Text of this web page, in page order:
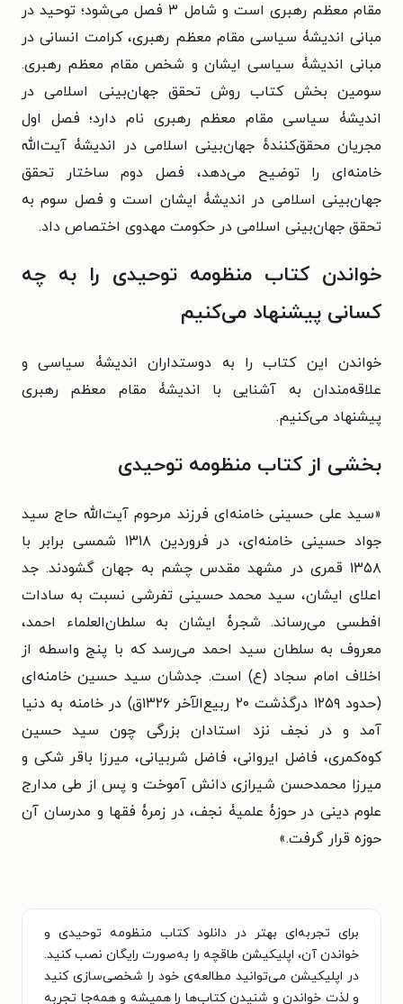
مقام معظم رهبری است و شامل ۳ فصل می‌شود؛ توحید در
مبانی اندیشۀ سیاسی مقام معظم رهبری، کرامت انسانی در
مبانی اندیشۀ سیاسی ایشان و شخص مقام معظم رهبری.
سومین بخش کتاب روش تحقق جهان‌بینی اسلامی در
اندیشۀ سیاسی مقام معظم رهبری نام دارد؛ فصل اول
مجریان محقق‌کنندهٔ جهان‌بینی اسلامی در اندیشۀ آیت‌الله
خامنه‌ای را توضیح می‌دهد، فصل دوم ساختار تحقق
جهان‌بینی اسلامی در اندیشۀ ایشان است و فصل سوم به
تحقق جهان‌بینی اسلامی در حکومت مهدوی اختصاص داد.
خواندن کتاب منظومه توحیدی را به چه
کسانی پیشنهاد می‌کنیم
خواندن این کتاب را به دوستداران اندیشۀ سیاسی و
علاقه‌مندان به آشنایی با اندیشۀ مقام معظم رهبری
پیشنهاد می‌کنیم.
بخشی از کتاب منظومه توحیدی
«سید علی حسینی خامنه‌ای فرزند مرحوم آیت‌الله حاج سید
جواد حسینی خامنه‌ای، در فروردین ۱۳۱۸ شمسی برابر با
۱۳۵۸ قمری در مشهد مقدس چشم به جهان گشودند. جد
اعلای ایشان، سید محمد حسینی تفرشی نسبت به سادات
افطسی می‌رساند. شجرۀ ایشان به سلطان‌العلماء احمد،
معروف به سلطان سید احمد می‌رسد که با پنج واسطه از
اخلاف امام سجاد (ع) است. جدشان سید حسین خامنه‌ای
(حدود ۱۲۵۹ درگذشت ۲۰ ربیع‌الآخر ۱۳۲۶ق) در خامنه به دنیا
آمد و در نجف نزد استادان بزرگی چون سید حسین
کوه‌کمری، فاضل ایروانی، فاضل شربیانی، میرزا باقر شکی و
میرزا محمدحسن شیرازی دانش آموخت و پس از طی مدارج
علوم دینی در حوزۀ علمیۀ نجف، در زمرۀ فقها و مدرسان آن
حوزه قرار گرفت.»
برای تجربه‌ای بهتر در دانلود کتاب منظومه توحیدی و
خواندن آن، اپلیکیشن طاقچه را به‌صورت رایگان نصب کنید.
در اپلیکیشن می‌توانید مطالعه‌ی خود را شخصی‌سازی کنید
و لذت خواندن و شنیدن کتاب‌ها را همیشه و همه‌جا تجربه